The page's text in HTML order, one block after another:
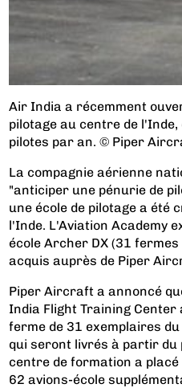
Air India a récemment
pilotage au centre de
pilotes par an. © Piper
La compagnie aérienne
"anticiper une pénurie de
une école de pilotage a été
l'Inde. L'Aviation Academy
école Archer DX (31
acquis auprès de Piper
Piper Aircraft a annoncé
India Flight Training Center
ferme de 31 exemplaires
qui seront livrés à partir
centre de formation a
62 avions-école